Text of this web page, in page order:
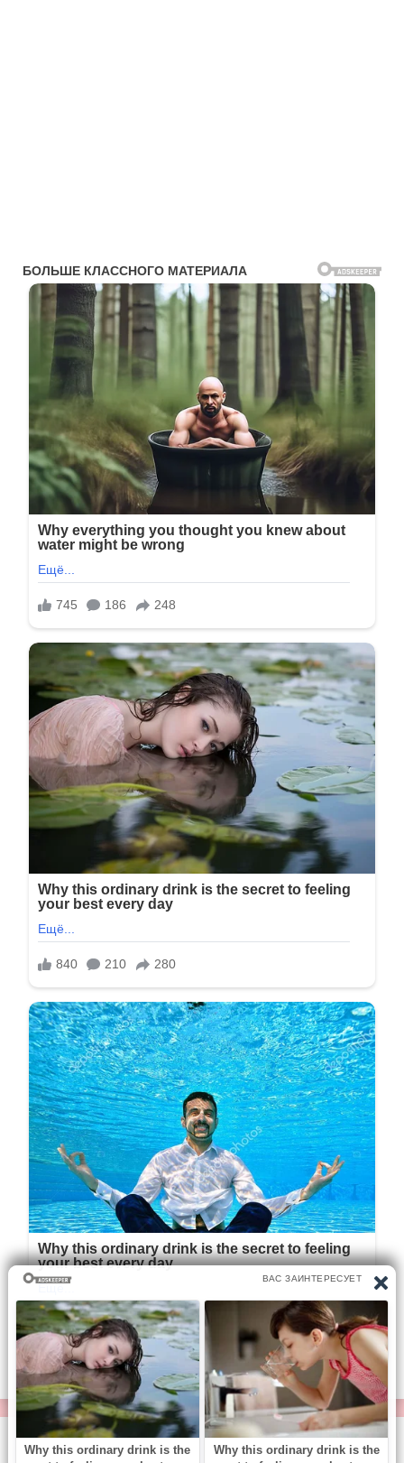
© https://vse-knigi.org